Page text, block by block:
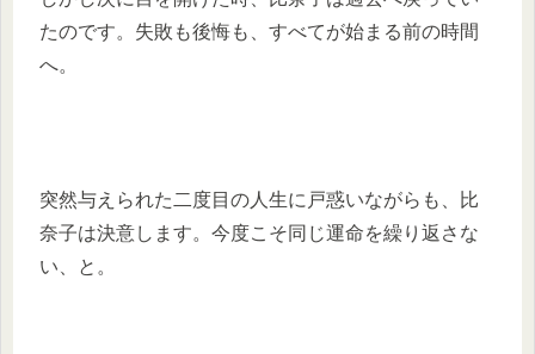
たのです。失敗も後悔も、すべてが始まる前の時間
へ。
突然与えられた二度目の人生に戸惑いながらも、比
奈子は決意します。今度こそ同じ運命を繰り返さな
い、と。